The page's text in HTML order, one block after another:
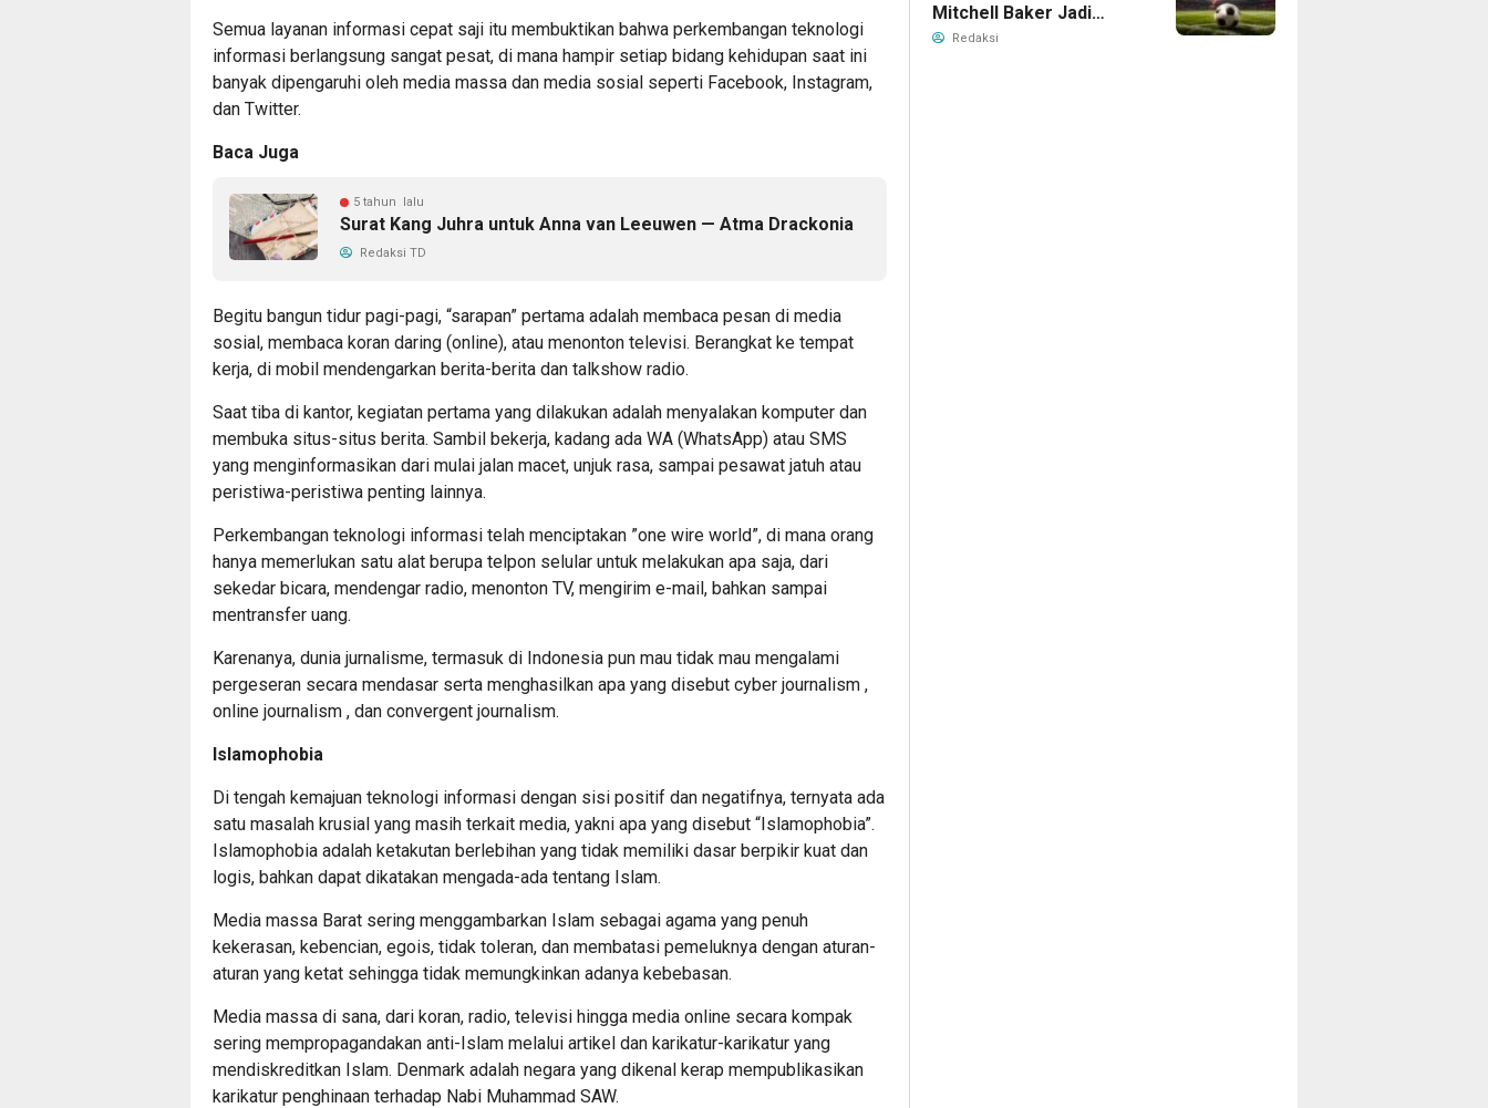
Semua layanan informasi cepat saji itu membuktikan bahwa perkembangan teknologi
informasi berlangsung sangat pesat, di mana hampir setiap bidang kehidupan saat ini
banyak dipengaruhi oleh media massa dan media sosial seperti Facebook, Instagram,
dan Twitter.
Baca Juga
5 tahun lalu
Surat Kang Juhra untuk Anna van Leeuwen — Atma Drackonia
Redaksi TD
Begitu bangun tidur pagi-pagi, “sarapan” pertama adalah membaca pesan di media
sosial, membaca koran daring (online), atau menonton televisi. Berangkat ke tempat
kerja, di mobil mendengarkan berita-berita dan talkshow radio.
Saat tiba di kantor, kegiatan pertama yang dilakukan adalah menyalakan komputer dan
membuka situs-situs berita. Sambil bekerja, kadang ada WA (WhatsApp) atau SMS
yang menginformasikan dari mulai jalan macet, unjuk rasa, sampai pesawat jatuh atau
peristiwa-peristiwa penting lainnya.
Perkembangan teknologi informasi telah menciptakan ”one wire world”, di mana orang
hanya memerlukan satu alat berupa telpon selular untuk melakukan apa saja, dari
sekedar bicara, mendengar radio, menonton TV, mengirim e-mail, bahkan sampai
mentransfer uang.
Karenanya, dunia jurnalisme, termasuk di Indonesia pun mau tidak mau mengalami
pergeseran secara mendasar serta menghasilkan apa yang disebut cyber journalism ,
online journalism , dan convergent journalism.
Islamophobia
Di tengah kemajuan teknologi informasi dengan sisi positif dan negatifnya, ternyata ada
satu masalah krusial yang masih terkait media, yakni apa yang disebut “Islamophobia”.
Islamophobia adalah ketakutan berlebihan yang tidak memiliki dasar berpikir kuat dan
logis, bahkan dapat dikatakan mengada-ada tentang Islam.
Media massa Barat sering menggambarkan Islam sebagai agama yang penuh
kekerasan, kebencian, egois, tidak toleran, dan membatasi pemeluknya dengan aturan-
aturan yang ketat sehingga tidak memungkinkan adanya kebebasan.
Media massa di sana, dari koran, radio, televisi hingga media online secara kompak
sering mempropagandakan anti-Islam melalui artikel dan karikatur-karikatur yang
mendiskreditkan Islam. Denmark adalah negara yang dikenal kerap mempublikasikan
karikatur penghinaan terhadap Nabi Muhammad SAW.
Mitchell Baker Jadi
Sorotan di Piala AFF
Redaksi